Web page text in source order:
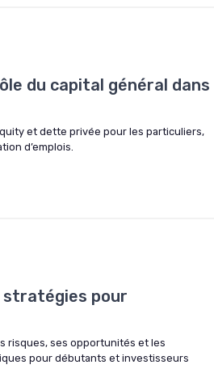
du capital général dans
et dette privée pour les particuliers,
d’emplois.
stratégies pour
risques, ses opportunités et les
pour débutants et investisseurs